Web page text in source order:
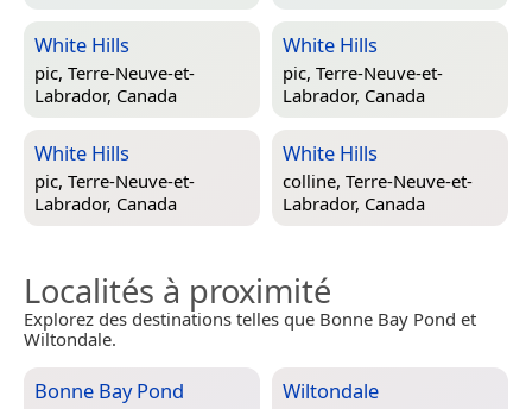
White Hills
pic, Terre-Neuve-et-
Labrador, Canada
White Hills
pic, Terre-Neuve-et-
Labrador, Canada
White Hills
pic, Terre-Neuve-et-
Labrador, Canada
White Hills
colline, Terre-Neuve-et-
Labrador, Canada
Localités à proximité
Explorez des destinations telles que Bonne Bay Pond et
Wiltondale.
Bonne Bay Pond Wiltondale